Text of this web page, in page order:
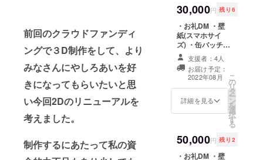
前回のクラウドファンディ
ングで３D制作をして、より
みなさんにやしろあいを好
きになってもらいたいと思
い今回2Dのリニューアルを
考えました。
制作するにあたって私の資
ンピース ・クリ
アファイル(A4
サイズ) ・新モデ
ルでのメッセー
ジ動画 ※クラウ
ドファンディン
グ内のDMにてお
礼DM、壁紙、
メッセージ動画
いただきます。
30,000円 残り6
・お礼DM ・壁
紙(スマホサイ
ズ) ・缶バッチ
(54mm) ・名前
入りボイスメッ
セージ(呼んでほ
しい名前の記載
をお願いします)
・クリアファイ
※クラウドファン
ディング内のDM
にてお礼DM、壁
支援者：4人
お届け予定：
2022年08月
詳細を見る
こ
の
リ
タ
ー
ン
を
選
択
す
る
50,000円 残り2
・お礼DM ・壁